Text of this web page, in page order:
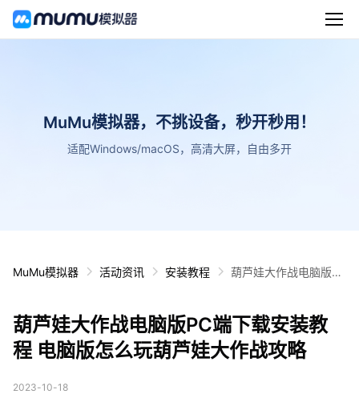
MuMu模拟器，不挑设备，秒开秒用！
适配Windows/macOS，高清大屏，自由多开
MuMu模拟器 活动资讯 安装教程
葫芦娃大作战电脑版P
攻略
葫芦娃大作战电脑版PC端下载安装教
程 电脑版怎么玩葫芦娃大作战攻略
2023-10-18